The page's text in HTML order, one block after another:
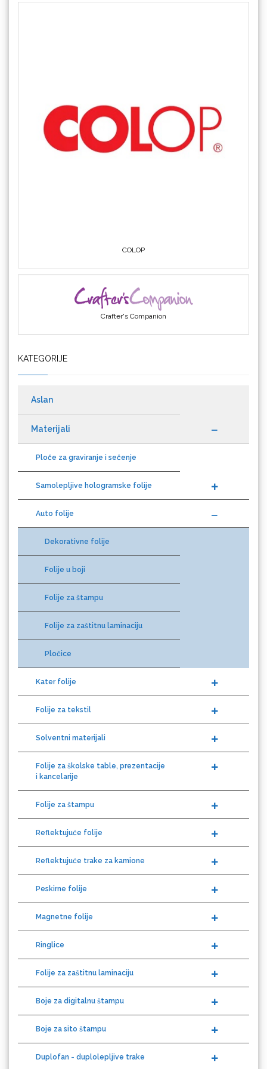
Graphtec
KATEGORIJE
Aslan
Ploče za graviranje i sečenje
Samolepljive hologramske folije
Auto folije
Dekorativne folije
Folije za štampu
Folije za zaštitnu laminaciju
Pločice
Folije za tekstil
Solventni materijali
Folije za školske table, prezentacije
i kancelarije
Folije za štampu
Reflektujuće folije
Reflektujuće trake za kamione
Peskirne folije
Magnetne folije
Ringlice
Folije za zaštitnu laminaciju
Boje za digitalnu štampu
Boje za sito štampu
Duplofan - duplolepljive trake
Prajmeri